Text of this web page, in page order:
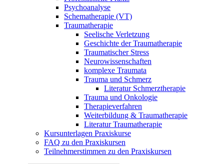
Psychoanalyse
Schematherapie (VT)
Traumatherapie
Seelische Verletzung
Geschichte der Traumatherapie
Traumatischer Stress
Neurowissenschaften
komplexe Traumata
Trauma und Schmerz
Literatur Schmerztherapie
Trauma und Onkologie
Therapieverfahren
Weiterbildung & Traumatherapie
Literatur Traumatherapie
Kursunterlagen Praxiskurse
FAQ zu den Praxiskursen
Teilnehmerstimmen zu den Praxiskursen